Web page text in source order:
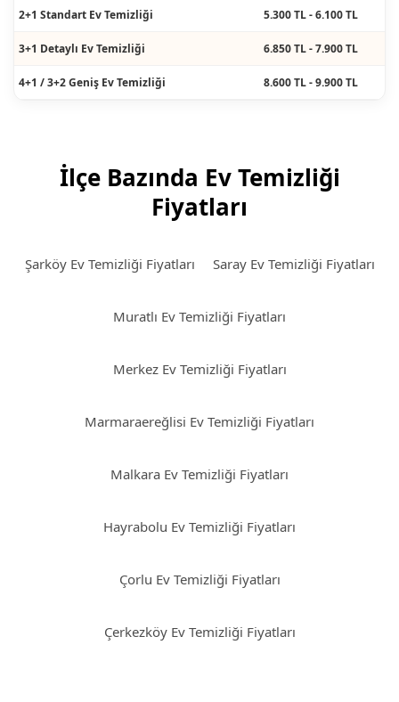
2+1 Standart Ev Temizliği 5.300 TL - 6.100 TL
3+1 Detaylı Ev Temizliği 6.850 TL - 7.900 TL
4+1 / 3+2 Geniş Ev Temizliği 8.600 TL - 9.900 TL
İlçe Bazında Ev Temizliği
Fiyatları
Şarköy Ev Temizliği Fiyatları Saray Ev Temizliği Fiyatları
Muratlı Ev Temizliği Fiyatları
Merkez Ev Temizliği Fiyatları
Marmaraereğlisi Ev Temizliği Fiyatları
Malkara Ev Temizliği Fiyatları
Hayrabolu Ev Temizliği Fiyatları
Çorlu Ev Temizliği Fiyatları
Çerkezköy Ev Temizliği Fiyatları